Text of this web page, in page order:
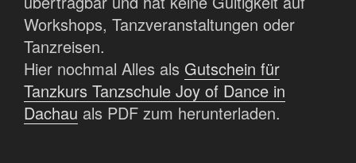
Workshops, Tanzveranstaltungen oder
Tanzreisen.
Hier nochmal Alles als Gutschein für
Tanzkurs Tanzschule Joy of Dance in
Dachau als PDF zum herunterladen.